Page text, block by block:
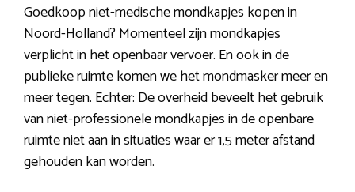
Goedkoop niet-medische mondkapjes kopen in
Noord-Holland? Momenteel zijn mondkapjes
verplicht in het openbaar vervoer. En ook in de
publieke ruimte komen we het mondmasker meer en
meer tegen. Echter: De overheid beveelt het gebruik
van niet-professionele mondkapjes in de openbare
ruimte niet aan in situaties waar er 1,5 meter afstand
gehouden kan worden.